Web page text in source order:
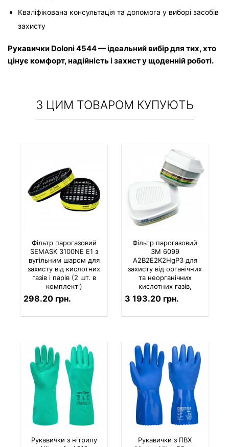
Кваліфікована консультація та допомога у виборі засобів
захисту
Рукавички Doloni 4544 — ідеальний вибір для тих, хто
цінує комфорт, надійність і захист у щоденній роботі.
З ЦИМ ТОВАРОМ КУПУЮТЬ
Фільтр парогазовий
SEMASK 3100NE E1 з
вугільним шаром для
захисту від кислотних
газів і парів (2 шт. в
комплекті)
298.20 грн.
Фільтр парогазовий
3M 6099
A2B2E2K2HgP3 для
захисту від органічних
та неорганічних
кислотних газів,
аміаку, парів ртуті,
формальдегіду (2 шт.
3 193.20 грн.
Рукавички з нітрилу
Рукавички з ПВХ